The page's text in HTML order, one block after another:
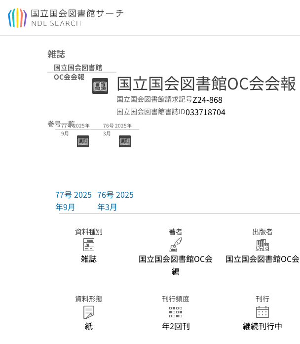
本文へ移動
雑誌
国立国会図書館
OC会会報
国立国会図書館OC会会報
国立国会図書館請求記号Z24-868
国立国会図書館書誌ID033718704
巻号一覧77号 2025年
9月
77号 2025
年9月
76号 2025年
3月
76号 2025
年3月
資料種別
雑誌
著者
国立国会図書館OC会
編
出版者
国立国会図書館OC会
資料形態
紙
刊行頻度
年2回刊
刊行
継続刊行中